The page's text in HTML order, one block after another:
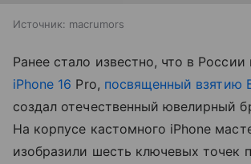
Источник: macrumors
Ранее стало известно, что в России
iPhone 16 Pro, посвященный взятию
создал отечественный ювелирный
На корпусе кастомного iPhone
изобразили шесть ключевых точек